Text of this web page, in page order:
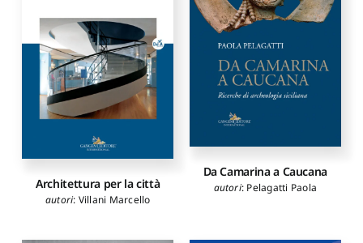
Architettura per la città
autori: Villani Marcello
Da Camarina a Caucana
autori: Pelagatti Paola